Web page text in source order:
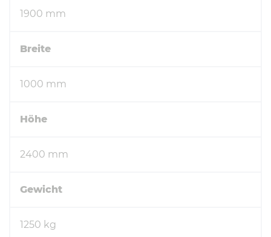
1900 mm
Breite
1000 mm
Höhe
2400 mm
Gewicht
1250 kg